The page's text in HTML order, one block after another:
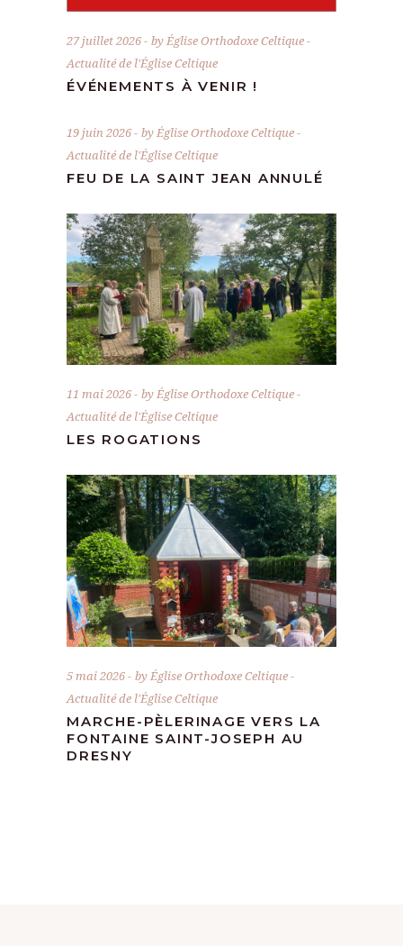
27 juillet 2026 byÉglise Orthodoxe Celtique
Actualité de l'Église Celtique
ÉVÉNEMENTS À VENIR !
19 juin 2026 byÉglise Orthodoxe Celtique
Actualité de l'Église Celtique
FEU DE LA SAINT JEAN ANNULÉ
11 mai 2026 byÉglise Orthodoxe Celtique
Actualité de l'Église Celtique
LES ROGATIONS
5 mai 2026 byÉglise Orthodoxe Celtique
Actualité de l'Église Celtique
MARCHE-PÈLERINAGE VERS LA
FONTAINE SAINT-JOSEPH AU
DRESNY